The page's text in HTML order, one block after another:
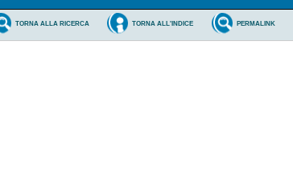
PERMALINK
TORNA ALL'INDICE
TORNA ALLA RICERCA